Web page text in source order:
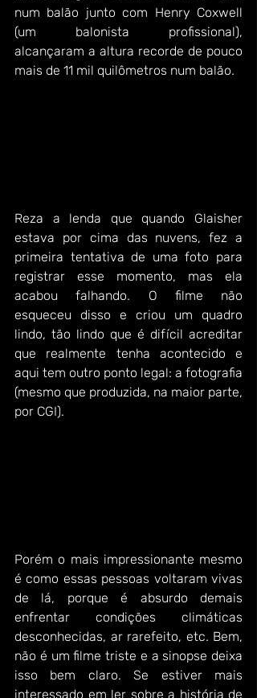
num balão junto com Henry Coxwell
(um balonista profissional),
alcançaram a altura recorde de pouco
mais de 11 mil quilômetros num balão.
Reza a lenda que quando Glaisher
estava por cima das nuvens, fez a
primeira tentativa de uma foto para
registrar esse momento, mas ela
acabou falhando. O filme não
esqueceu disso e criou um quadro
lindo, tão lindo que é difícil acreditar
que realmente tenha acontecido e
aqui tem outro ponto legal: a fotografia
(mesmo que produzida, na maior parte,
por CGI).
Porém o mais impressionante mesmo
é como essas pessoas voltaram vivas
de lá, porque é absurdo demais
enfrentar condições climáticas
desconhecidas, ar rarefeito, etc. Bem,
não é um filme triste e a sinopse deixa
isso bem claro. Se estiver mais
interessado em ler sobre a história de